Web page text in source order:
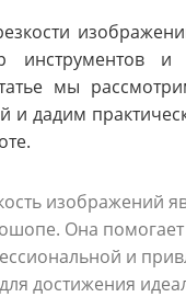
инструментов
мы
и дадим
изображений
Она помогает
и
достижения